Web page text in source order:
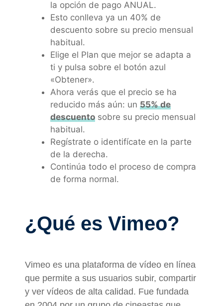
la opción de pago ANUAL.
Esto conlleva ya un 40% de
descuento sobre su precio mensual
habitual.
Elige el Plan que mejor se adapta a
ti y pulsa sobre el botón azul
«Obtener».
Ahora verás que el precio se ha
reducido más aún: un 55% de
descuento sobre su precio mensual
habitual.
Regístrate o identifícate en la parte
de la derecha.
Continúa todo el proceso de compra
de forma normal.
¿Qué es Vimeo?
Vimeo es una plataforma de vídeo en línea
que permite a sus usuarios subir, compartir
y ver vídeos de alta calidad. Fue fundada